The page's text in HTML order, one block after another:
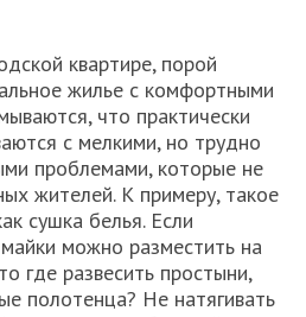
квартире, порой
жилье с комфортными
что практически
с мелкими, но трудно
проблемами, которые не
жителей. К примеру, такое
сушка белья. Если
можно разместить на
где развесить простыни,
полотенца? Не натягивать